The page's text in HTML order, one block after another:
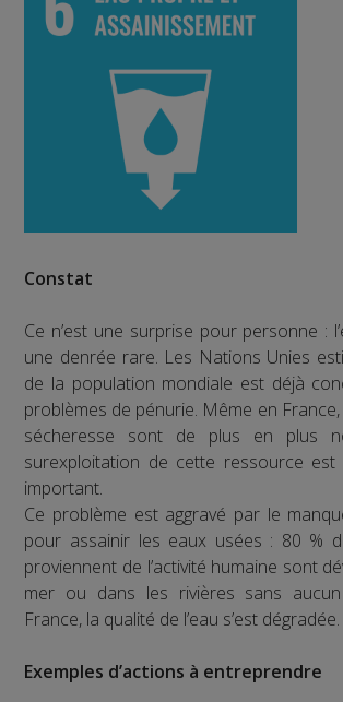
Constat
Ce n’est une surprise pour personne :
une denrée rare. Les Nations Unies
de la population mondiale est déjà
problèmes de pénurie. Même en
sécheresse sont de plus en plus
surexploitation de cette ressource est
important.
Ce problème est aggravé par le
pour assainir les eaux usées : 80 %
proviennent de l’activité humaine sont
mer ou dans les rivières sans
France, la qualité de l’eau s’est dégradée.
Exemples d’actions à entreprendre